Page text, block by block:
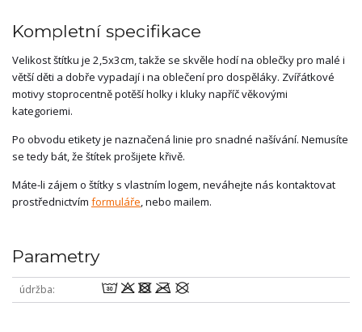
Kompletní specifikace
Velikost štítku je 2,5x3cm, takže se skvěle hodí na oblečky pro malé i
větší děti a dobře vypadají i na oblečení pro dospěláky. Zvířátkové
motivy stoprocentně potěší holky i kluky napříč věkovými
kategoriemi.
Po obvodu etikety je naznačená linie pro snadné našívání. Nemusíte
se tedy bát, že štítek prošijete křivě.
Máte-li zájem o štítky s vlastním logem, neváhejte nás kontaktovat
prostřednictvím formuláře, nebo mailem.
Parametry
údržba wodmU